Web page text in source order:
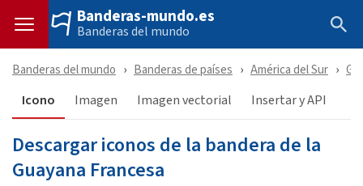
Banderas-mundo.es
Banderas del mundo
Banderas del mundo Banderas de países América del Sur
Icono Imagen Imagen vectorial Insertar y API
Descargar iconos de la bandera de la
Guayana Francesa